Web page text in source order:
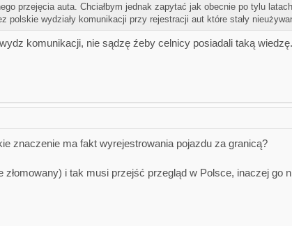
przejęcia auta. Chciałbym jednak zapytać jak obecnie po tylu
polskie wydziały komunikacji przy rejestracji aut które stały
komunikacji, nie sądzę źeby celnicy posiadali taką
znaczenie ma fakt wyrejestrowania pojazdu za granicą?
złomowany) i tak musi przejść przegląd w Polsce, inaczej go